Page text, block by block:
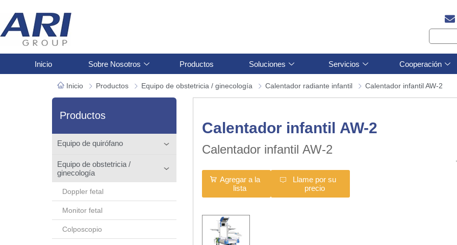
Inicio Sobre Nosotros Productos Soluciones Servicios Cooperación
Inicio Productos Equipo de obstetricia / ginecología Calentador radiante infantil Calentador infantil AW-2
Productos
Equipo de quirófano
Equipo de obstetricia /
ginecología
Doppler fetal
Monitor fetal
Colposcopio
Calentador infantil AW-2
Calentador infantil AW-2
Agregar a la
lista
Llame por su
precio